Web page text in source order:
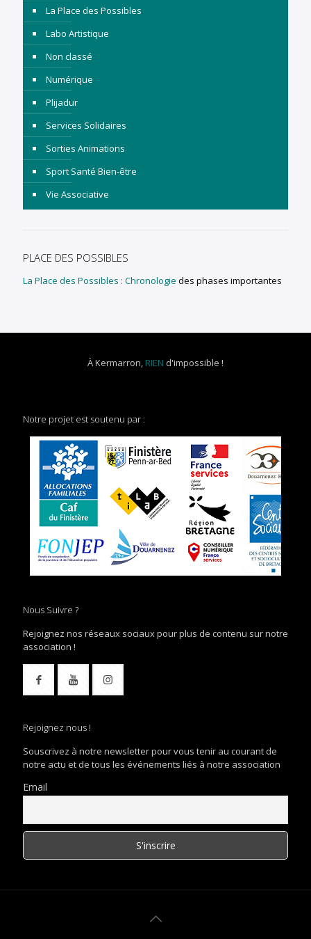
La Place des Possibles
Labo Artistique
Non classé
Numérique
Plijadur
Services Solidaires
Sorties Animations
Sport Santé Bien-être
Vie Associative
PLACE DES POSSIBLES
La Place des Possibles : Chronologie des phases importantes
À Kermarron, RIEN d'impossible !
Notre projet est soutenu par :
Nous Suivre ?
Rejoignez nos réseaux sociaux pour plus de contenu sur notre
association !
Rejoignez nous !
Souscrivez à notre newsletter pour vous tenir au courant de
notre actu et de tous les événements liés à notre association
Email